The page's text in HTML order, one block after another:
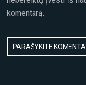
komentarą.